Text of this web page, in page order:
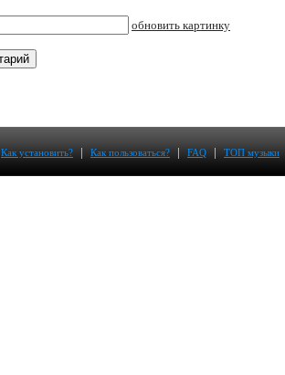
обновить картинку
Как установить? | Как пользоваться? | FAQ | ТОП музыки